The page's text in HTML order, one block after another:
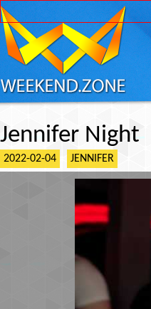
Jennifer Night
2022-02-04 JENNIFER